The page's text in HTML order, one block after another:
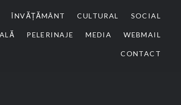
ÎNVĂȚĂMÂNT CULTURAL SOCIAL
PELERINAJE MEDIA WEBMAIL
CONTACT